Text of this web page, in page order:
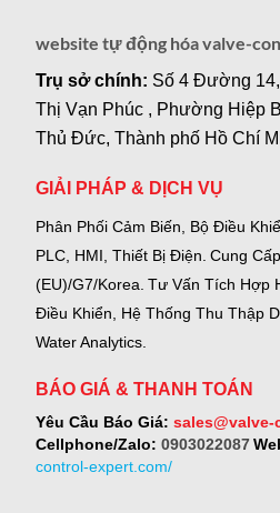
website tự động hóa valve-
Trụ sở chính: Số 4 Đường
Thị Vạn Phúc , Phường Hiệp
Thủ Đức, Thành phố Hồ Chí
GIẢI PHÁP & DỊCH VỤ
Phân Phối Cảm Biến, Bộ Điều
PLC, HMI, Thiết Bị Điện. Cung
(EU)/G7/Korea. Tư Vấn Tích Hợp
Điều Khiển, Hệ Thống Thu Thập
Water Analytics.
BÁO GIÁ & THANH TOÁN
Yêu Cầu Báo Giá:
Cellphone/Zalo: 0903022087
control-expert.com/